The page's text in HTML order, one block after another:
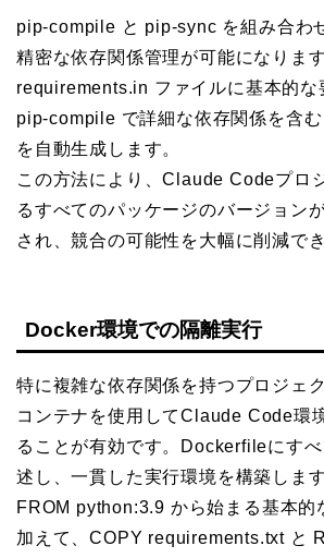
pip-compile と pip-sync を組み合わ
精密な依存関係管理が可能になります
requirements.in ファイルに基本的な
pip-compile で詳細な依存関係を含
を自動生成します。
この方法により、Claude Codeプロ
るすべてのパッケージのバージョン
され、競合の可能性を大幅に削減でき
Docker環境での隔離実行
特に複雑な依存関係を持つプロジェ
コンテナを使用してClaude Code環
ることが有効です。Dockerfileにす
述し、一貫した実行環境を構築します
FROM python:3.9 から始まる基本的
加えて、COPY requirements.txt と